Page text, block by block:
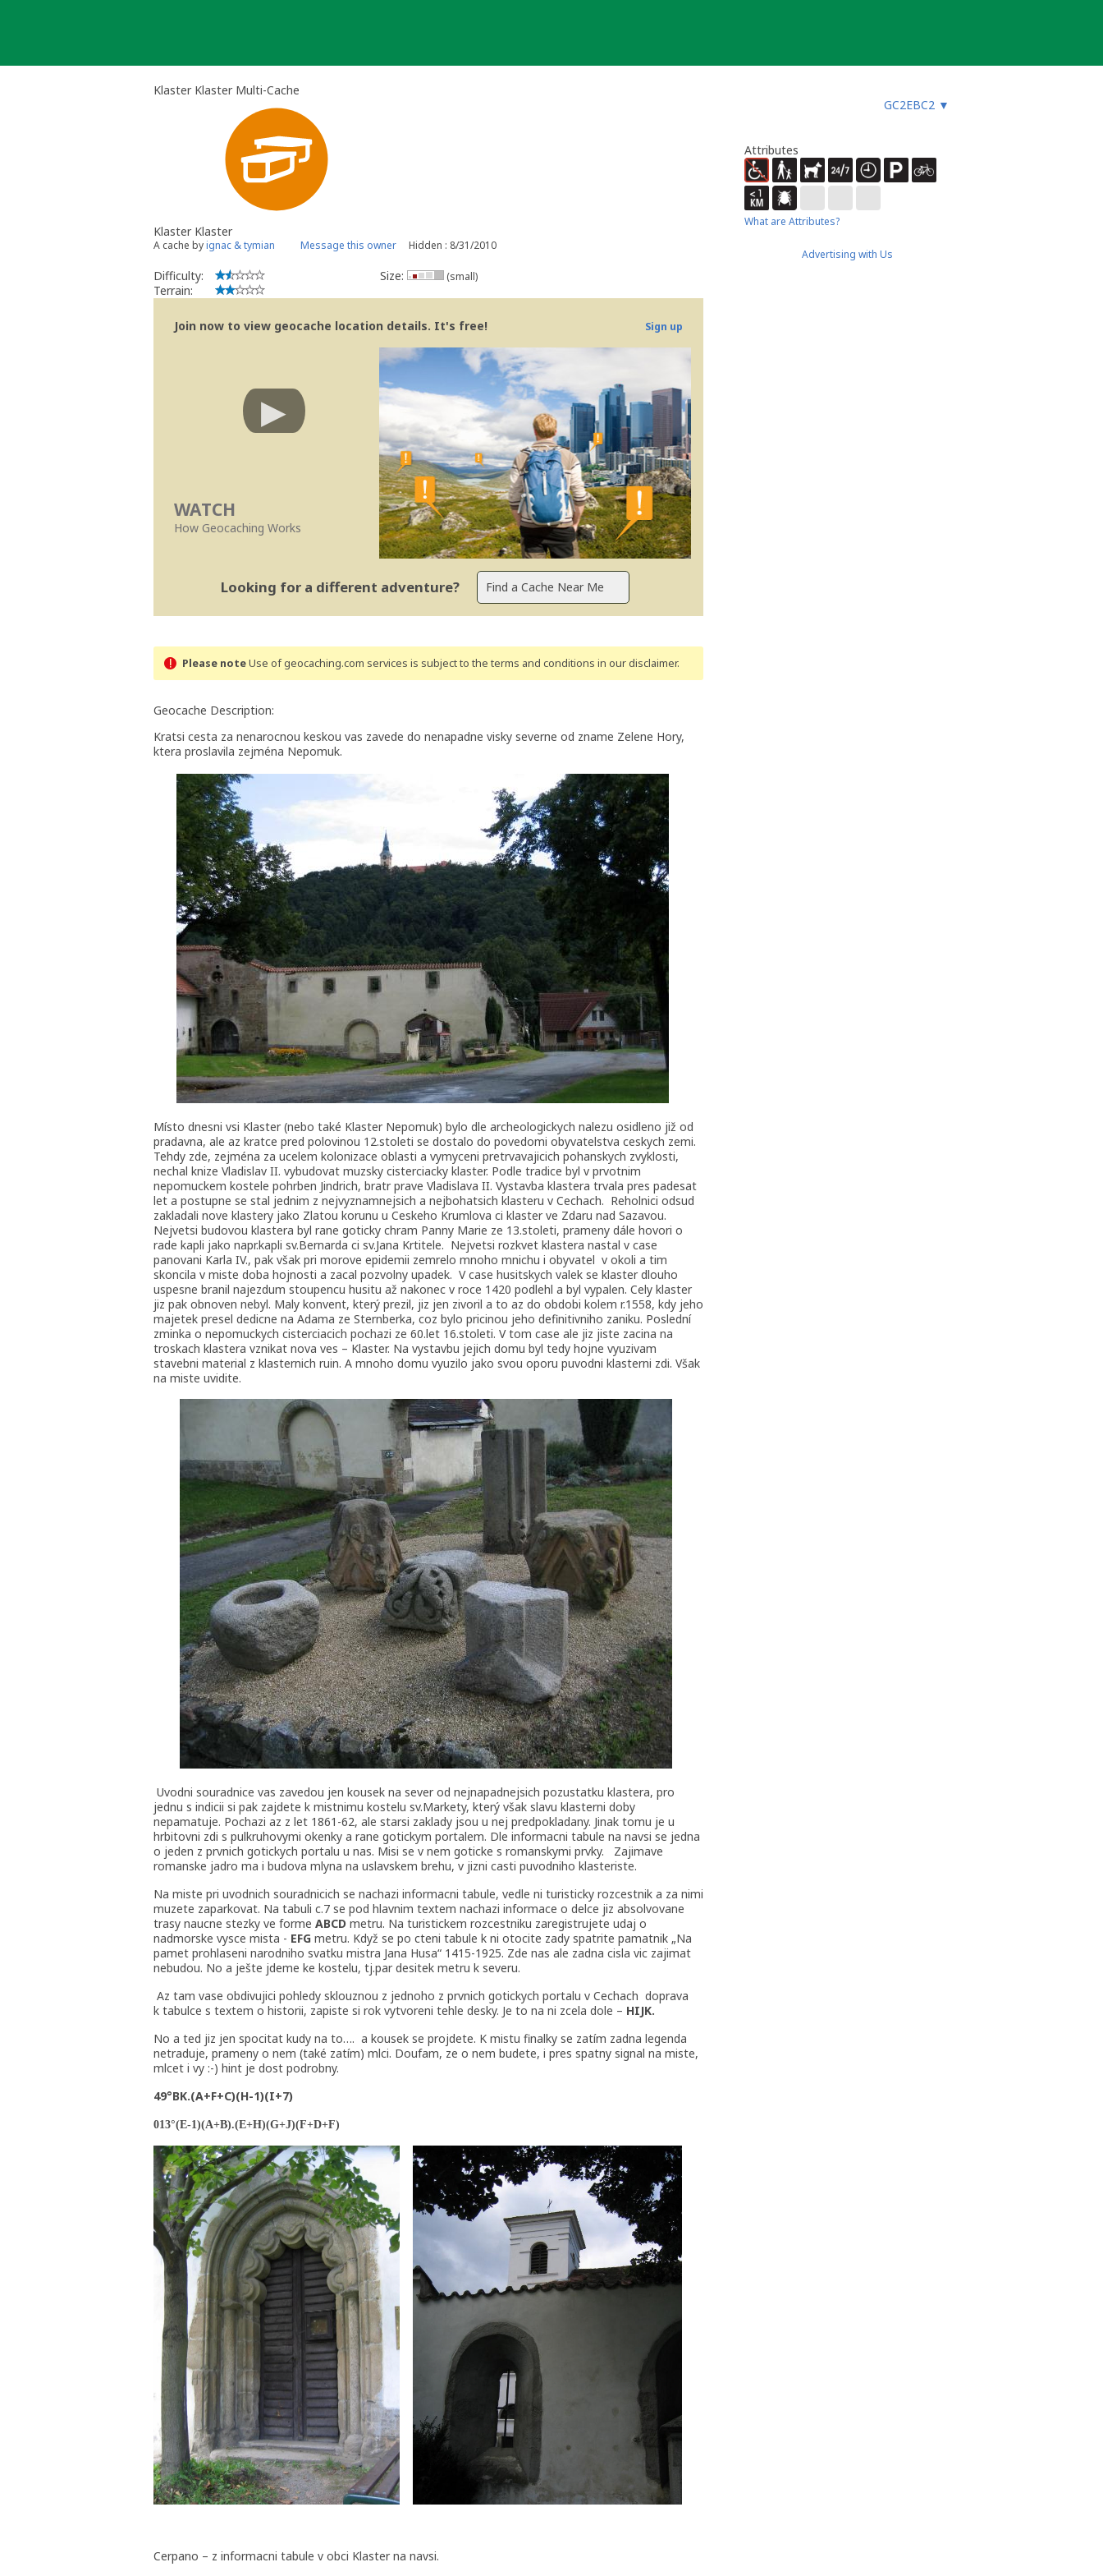
Klaster Klaster Multi-Cache
GC2EBC2 ▼
Klaster Klaster
A cache byignac & tymian Message this owner Hidden : 8/31/2010
Difficulty:
Terrain:
Size: (small)
Join now to view geocache location details. It's free! Sign up
WATCH
How Geocaching Works
Looking for a different adventure?
Please noteUse of geocaching.com services is subject to the terms and conditions in our disclaimer.
Geocache Description:
Kratsi cesta za nenarocnou keskou vas zavede do nenapadne visky severne od zname Zelene Hory,
ktera proslavila zejména Nepomuk.
Místo dnesni vsi Klaster (nebo také Klaster Nepomuk) bylo dle archeologickych nalezu osidleno již od
pradavna, ale az kratce pred polovinou 12.stoleti se dostalo do povedomi obyvatelstva ceskych zemi.
Tehdy zde, zejména za ucelem kolonizace oblasti a vymyceni pretrvavajicich pohanskych zvyklosti,
nechal knize Vladislav II. vybudovat muzsky cisterciacky klaster. Podle tradice byl v prvotnim
nepomuckem kostele pohrben Jindrich, bratr prave Vladislava II. Vystavba klastera trvala pres padesat
let a postupne se stal jednim z nejvyznamnejsich a nejbohatsich klasteru v Cechach. Reholnici odsud
zakladali nove klastery jako Zlatou korunu u Ceskeho Krumlova ci klaster ve Zdaru nad Sazavou.
Nejvetsi budovou klastera byl rane goticky chram Panny Marie ze 13.stoleti, prameny dále hovori o
rade kapli jako napr.kapli sv.Bernarda ci sv.Jana Krtitele. Nejvetsi rozkvet klastera nastal v case
panovani Karla IV., pak však pri morove epidemii zemrelo mnoho mnichu i obyvatel v okoli a tim
skoncila v miste doba hojnosti a zacal pozvolny upadek. V case husitskych valek se klaster dlouho
uspesne branil najezdum stoupencu husitu až nakonec v roce 1420 podlehl a byl vypalen. Cely klaster
jiz pak obnoven nebyl. Maly konvent, který prezil, jiz jen zivoril a to az do obdobi kolem r.1558, kdy jeho
majetek presel dedicne na Adama ze Sternberka, coz bylo pricinou jeho definitivniho zaniku. Poslední
zminka o nepomuckych cisterciacich pochazi ze 60.let 16.stoleti. V tom case ale jiz jiste zacina na
troskach klastera vznikat nova ves – Klaster. Na vystavbu jejich domu byl tedy hojne vyuzivam
stavebni material z klasternich ruin. A mnoho domu vyuzilo jako svou oporu puvodni klasterni zdi. Však
na miste uvidite.
Uvodni souradnice vas zavedou jen kousek na sever od nejnapadnejsich pozustatku klastera, pro
jednu s indicii si pak zajdete k mistnimu kostelu sv.Markety, který však slavu klasterni doby
nepamatuje. Pochazi az z let 1861-62, ale starsi zaklady jsou u nej predpokladany. Jinak tomu je u
hrbitovni zdi s pulkruhovymi okenky a rane gotickym portalem. Dle informacni tabule na navsi se jedna
o jeden z prvnich gotickych portalu u nas. Misi se v nem goticke s romanskymi prvky.
Zajimave
romanske jadro ma i budova mlyna na uslavskem brehu, v jizni casti puvodniho klasteriste.
Na miste pri uvodnich souradnicich se nachazi informacni tabule, vedle ni turisticky rozcestnik a za nimi
muzete zaparkovat. Na tabuli c.7 se pod hlavnim textem nachazi informace o delce jiz absolvovane
trasy naucne stezky ve forme ABCD metru. Na turistickem rozcestniku zaregistrujete udaj o
nadmorske vysce mista - EFG metru. Když se po cteni tabule k ni otocite zady spatrite pamatnik „Na
pamet prohlaseni narodniho svatku mistra Jana Husa“ 1415-1925. Zde nas ale zadna cisla vic zajimat
nebudou. No a ješte jdeme ke kostelu, tj.par desitek metru k severu.
Az tam vase obdivujici pohledy sklouznou z jednoho z prvnich gotickych portalu v Cechach doprava
k tabulce s textem o historii, zapiste si rok vytvoreni tehle desky. Je to na ni zcela dole – HIJK.
No a ted jiz jen spocitat kudy na to…. a kousek se projdete. K mistu finalky se zatím zadna legenda
netraduje, prameny o nem (také zatím) mlci. Doufam, ze o nem budete, i pres spatny signal na miste,
mlcet i vy :-) hint je dost podrobny.
49°BK.(A+F+C)(H-1)(I+7)
013°(E-1)(A+B).(E+H)(G+J)(F+D+F)
Cerpano – z informacni tabule v obci Klaster na navsi.
Attributes
What are Attributes?
Advertising with Us